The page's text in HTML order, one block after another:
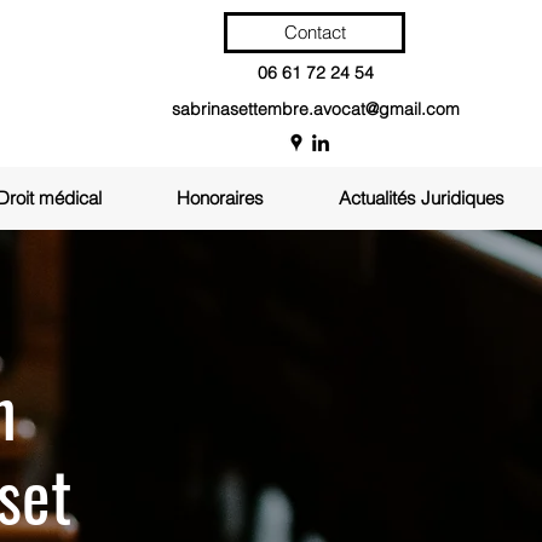
Contact
06 61 72 24 54
sabrinasettembre.avocat@gmail.com
médical Honoraires Actualités Juridiques